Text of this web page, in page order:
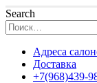
Search
Адреса
Доставка
+7(968)439-